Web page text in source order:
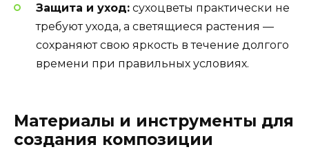
Защита и уход: сухоцветы практически не
требуют ухода, а светящиеся растения —
сохраняют свою яркость в течение долгого
времени при правильных условиях.
Материалы и инструменты для
создания композиции